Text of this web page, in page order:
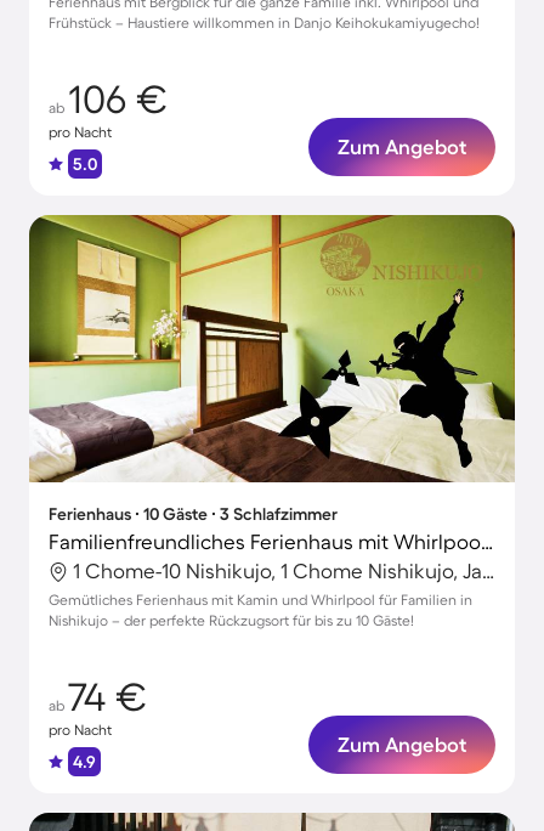
Frühstück – Haustiere willkommen in Danjo Keihokukamiyugecho!
ab 106 €
pro Nacht
5.0
Zum Angebot
Ferienhaus ∙ 10 Gäste ∙ 3 Schlafzimmer
Familienfreundliches Ferienhaus mit Whirlpool und Grill | Stadtblick
1 Chome-10 Nishikujo, 1 Chome Nishikujo, Japan
Gemütliches Ferienhaus mit Kamin und Whirlpool für Familien in
Nishikujo – der perfekte Rückzugsort für bis zu 10 Gäste!
ab 74 €
pro Nacht
4.9
Zum Angebot